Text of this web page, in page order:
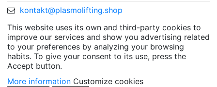
kontakt@plasmolifting.shop
This website uses its own and third-party cookies to
improve our services and show you advertising related
to your preferences by analyzing your browsing
habits. To give your consent to its use, press the
Accept button.
More information Customize cookies